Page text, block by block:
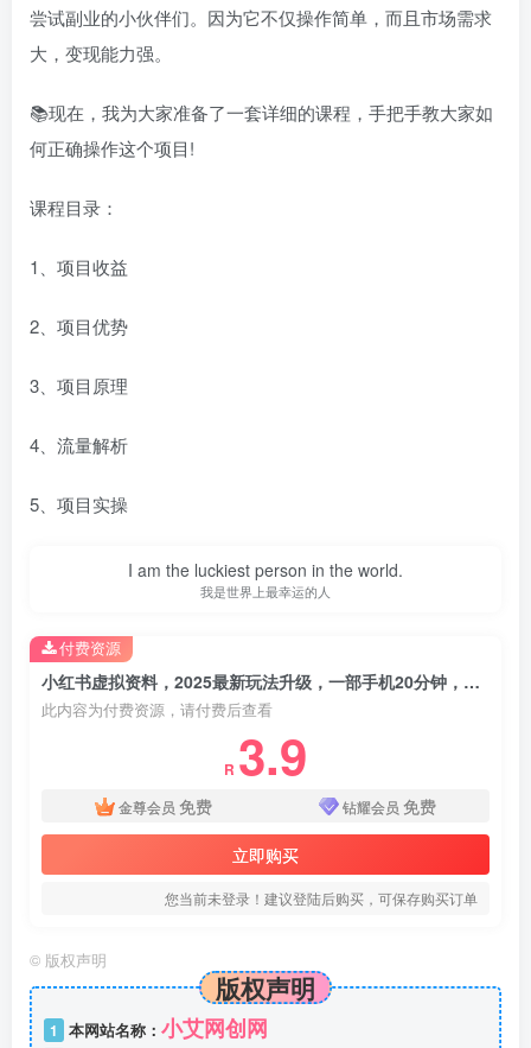
尝试副业的小伙伴们。因为它不仅操作简单，而且市场需求
大，变现能力强。
📚现在，我为大家准备了一套详细的课程，手把手教大家如
何正确操作这个项目!
课程目录：
1、项目收益
2、项目优势
3、项目原理
4、流量解析
5、项目实操
I am the luckiest person in the world.
我是世界上最幸运的人
小红书虚拟资料，2025最新玩法升级，一部手机20分钟，轻松日入3张【揭秘】
此内容为付费资源，请付费后查看
R 3.9
金尊会员 免费 钻耀会员 免费
立即购买
您当前未登录！建议登陆后购买，可保存购买订单
付费资源
© 版权声明
版权声明
1 本网站名称： 小艾网创网